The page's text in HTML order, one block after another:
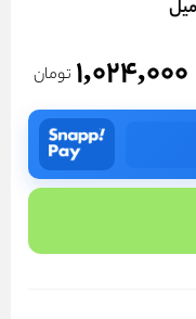
1,024,000 تومان